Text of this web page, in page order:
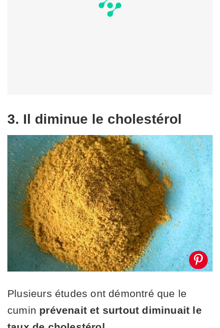
3. Il diminue le cholestérol
Plusieurs études ont démontré que le
cumin prévenait et surtout diminuait le